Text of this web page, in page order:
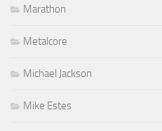
Marathon
Metalcore
Michael Jackson
Mike Estes